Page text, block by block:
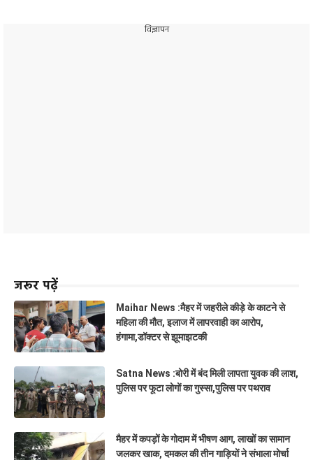
विज्ञापन
जरूर पढ़ें
Maihar News :मैहर में जहरीले कीड़े के काटने से
महिला की मौत, इलाज में लापरवाही का आरोप,
हंगामा,डॉक्टर से झूमाझटकी
Satna News :बोरी में बंद मिली लापता युवक की लाश,
पुलिस पर फूटा लोगों का गुस्सा,पुलिस पर पथराव
मैहर में कपड़ों के गोदाम में भीषण आग, लाखों का सामान
जलकर खाक, दमकल की तीन गाड़ियों ने संभाला मोर्चा